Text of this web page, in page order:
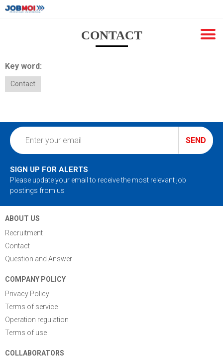
CONTACT
Key word:
Contact
SEND
SIGN UP FOR ALERTS
Please update your email to receive the most relevant job
postings from us
ABOUT US
Recruitment
Contact
Question and Answer
COMPANY POLICY
Privacy Policy
Terms of service
Operation regulation
Terms of use
COLLABORATORS